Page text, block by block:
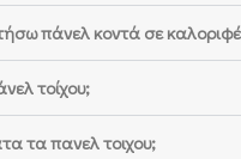
πάνελ κοντά σε
τοίχου;
τα πανελ τοιχου;